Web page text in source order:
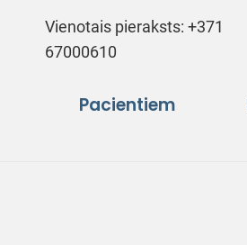
Vienotais pieraksts:+371
67000610
Pacientiem